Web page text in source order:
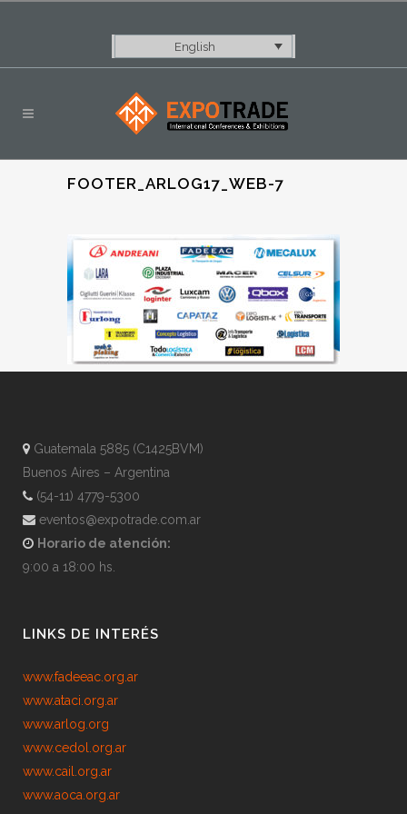
English
FOOTER_ARLOG17_WEB-7
Guatemala 5885 (C1425BVM)
Buenos Aires – Argentina
(54-11) 4779-5300
eventos@expotrade.com.ar
Horario de atención:
9:00 a 18:00 hs.
LINKS DE INTERÉS
www.fadeeac.org.ar
www.ataci.org.ar
www.arlog.org
www.cedol.org.ar
www.cail.org.ar
www.aoca.org.ar